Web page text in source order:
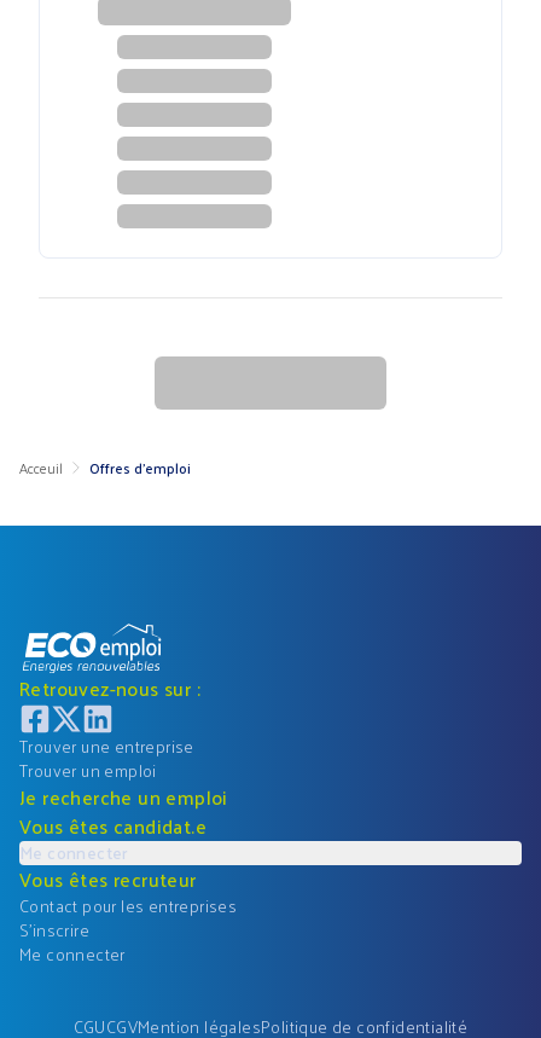
Acceuil Offres d'emploi
Retrouvez-nous sur :
Trouver une entreprise
Trouver un emploi
Je recherche un emploi
Vous êtes candidat.e
Me connecter
Vous êtes recruteur
Contact pour les entreprises
S'inscrire
Me connecter
CGUCGVMention légalesPolitique de confidentialité